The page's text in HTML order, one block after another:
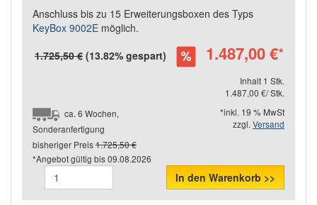
Anschluss bis zu 15 Erweiterungsboxen des Typs
KeyBox 9002E möglich.
1.725,50 € (13.82% gespart) 1.487,00 €*
Inhalt 1 Stk.
1.487,00 €/ Stk.
ca. 6 Wochen,
Sonderanfertigung
*inkl. 19 % MwSt
zzgl. Versand
bisheriger Preis1.725,50 €
*Angebot gültig bis09.08.2026
In den Warenkorb >>